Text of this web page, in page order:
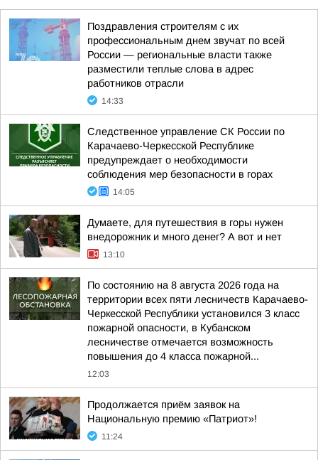
Поздравления строителям с их
профессиональным днем звучат по всей
России — региональные власти также
разместили теплые слова в адрес
работников отрасли
14:33
Следственное управление СК России по
Карачаево-Черкесской Республике
предупреждает о необходимости
соблюдения мер безопасности в горах
14:05
Думаете, для путешествия в горы нужен
внедорожник и много денег? А вот и нет
13:10
По состоянию на 8 августа 2026 года на
территории всех пяти лесничеств Карачаево-
Черкесской Республики установился 3 класс
пожарной опасности, в Кубанском
лесничестве отмечается возможность
повышения до 4 класса пожарной...
12:03
Продолжается приём заявок на
Национальную премию «Патриот»!
11:24